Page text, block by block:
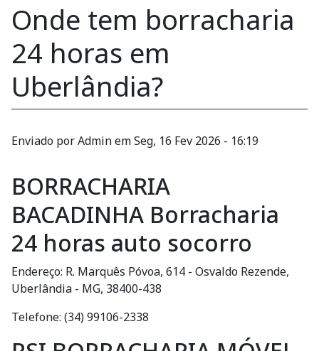
Onde tem borracharia
24 horas em
Uberlândia?
Enviado porAdminemSeg, 16 Fev 2026 - 16:19
BORRACHARIA
BACADINHA Borracharia
24 horas auto socorro
Endereço: R. Marquês Póvoa, 614 - Osvaldo Rezende,
Uberlândia - MG, 38400-438
Telefone: (34) 99106-2338